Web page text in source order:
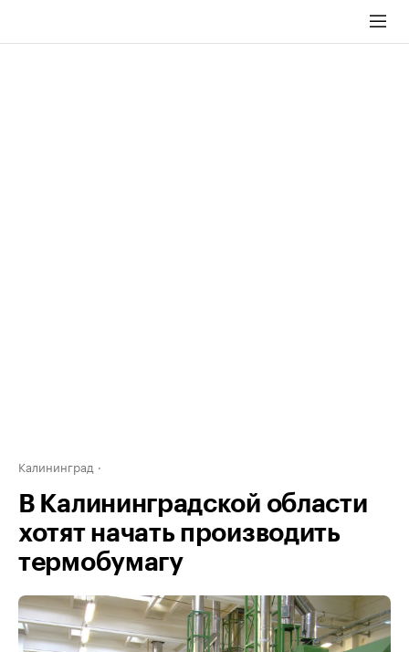
Калининград
В Калининградской области
хотят начать производить
термобумагу